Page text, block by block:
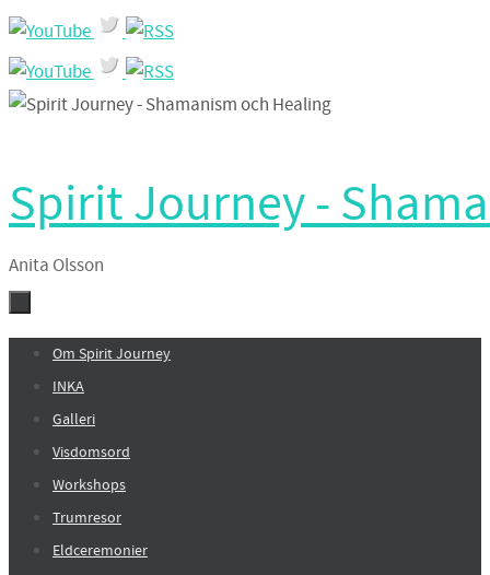
Hoppa
till
innehållet
Spirit Journey -
Anita Olsson
Hoppa
innehållet
Om Spirit Journey
INKA
Galleri
Visdomsord
Workshops
Trumresor
Eldceremonier